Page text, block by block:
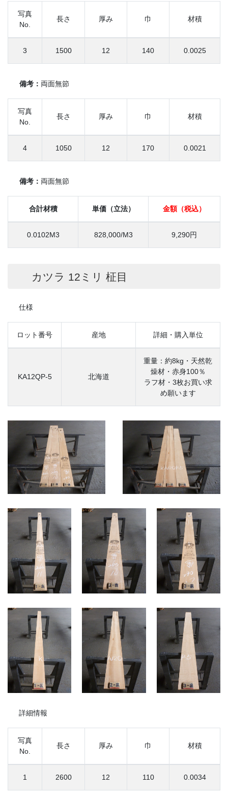
写真
No.
長さ 厚み 巾 材積
3 1500 12 140 0.0025
備考： 両面無節
写真
No.
長さ 厚み 巾 材積
4 1050 12 170 0.0021
備考： 両面無節
合計材積 単価（立法） 金額（税込）
0.0102M3 828,000/M3 9,290円
カツラ 12ミリ 柾目
仕様
ロット番号 産地 詳細・購入単位
KA12QP-5 北海道
重量：約8kg・天然乾
燥材・赤身100％
ラフ材・3枚お買い求
め願います
詳細情報
写真
No.
長さ 厚み 巾 材積
1 2600 12 110 0.0034